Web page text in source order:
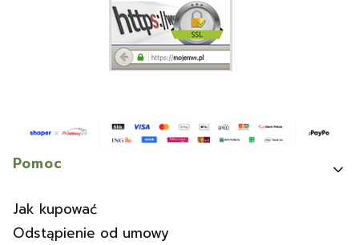
Linki w stopce
Pomoc
Jak kupować
Odstąpienie od umowy